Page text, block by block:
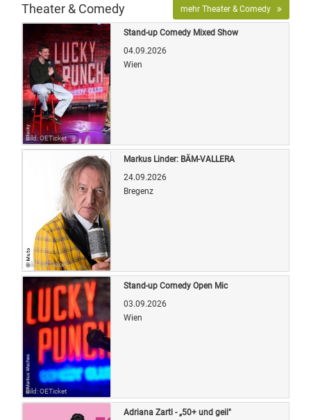
Theater & Comedy mehr Theater & Comedy
Bild: OETicket
Stand-up Comedy Mixed Show
04.09.2026
Wien
Bild: OETicket
Markus Linder: BÄM-VALLERA
24.09.2026
Bregenz
Bild: OETicket
Stand-up Comedy Open Mic
03.09.2026
Wien
Adriana Zartl - „50+ und geil"